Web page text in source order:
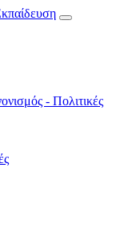
- Πολιτικές